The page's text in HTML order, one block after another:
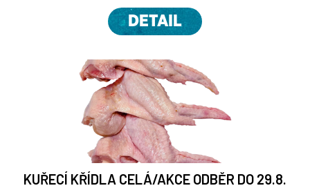
DETAIL
KUŘECÍ KŘÍDLA CELÁ/AKCE ODBĚR DO 29.8.